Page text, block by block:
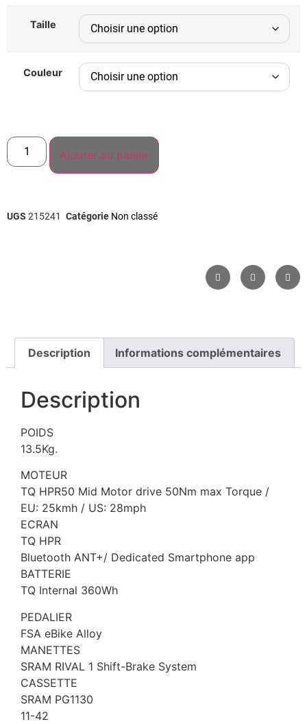
Taille
Couleur
Ajouter au panier
UGS 215241 Catégorie Non classé
Description Informations complémentaires
Description
POIDS
13.5Kg.
MOTEUR
TQ HPR50 Mid Motor drive 50Nm max Torque /
EU: 25kmh / US: 28mph
ECRAN
TQ HPR
Bluetooth ANT+/ Dedicated Smartphone app
BATTERIE
TQ Internal 360Wh
PEDALIER
FSA eBike Alloy
MANETTES
SRAM RIVAL 1 Shift-Brake System
CASSETTE
SRAM PG1130
11-42